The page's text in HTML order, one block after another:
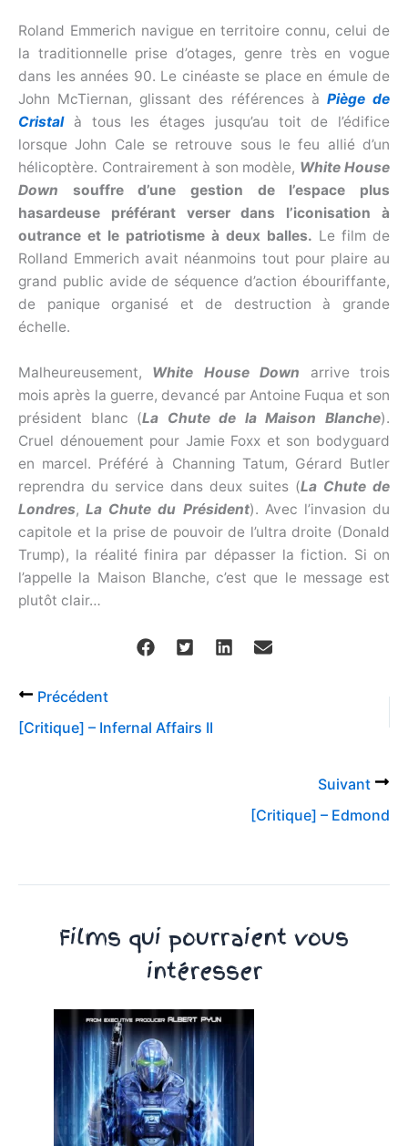
Roland Emmerich navigue en territoire connu, celui de
la traditionnelle prise d’otages, genre très en vogue
dans les années 90. Le cinéaste se place en émule de
John McTiernan, glissant des références à Piège de
Cristalà tous les étages jusqu’au toit de l’édifice
lorsque John Cale se retrouve sous le feu allié d’un
hélicoptère. Contrairement à son modèle, White House
Down
souffre d’une gestion de l’espace plus
hasardeuse
préférant verser dans l’iconisation à
outrance et le patriotisme à deux balles. Le film de
Rolland Emmerich avait néanmoins tout pour plaire au
grand public avide de séquence d’action ébouriffante,
de panique organisé et de destruction à grande
échelle.
Malheureusement, White House Down arrive trois
mois après la guerre, devancé par Antoine Fuqua et son
président blanc (La Chute de la Maison Blanche).
Cruel dénouement pour Jamie Foxx et son bodyguard
en marcel. Préféré à Channing Tatum, Gérard Butler
reprendra du service dans deux suites (La Chute de
Londres,La Chute du Président). Avec l’invasion du
capitole et la prise de pouvoir de l’ultra droite (Donald
Trump), la réalité finira par dépasser la fiction. Si on
l’appelle la Maison Blanche, c’est que le message est
plutôt clair…
Précédent
[Critique] – Infernal Affairs II
Suivant
[Critique] – Edmond
Films qui pourraient vous
intéresser